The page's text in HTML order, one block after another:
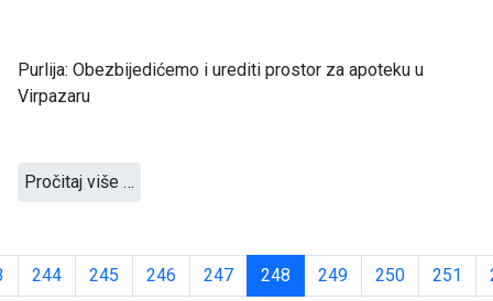
Purlija: Obezbijedićemo i urediti prostor za apoteku u
Virpazaru
Pročitaj više …
244 245 246 247 248 249 250 251